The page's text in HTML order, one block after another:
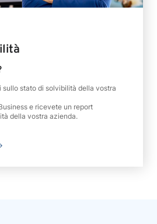
sullo stato di solvibilità della vostra
e ricevete un report
della vostra azienda.